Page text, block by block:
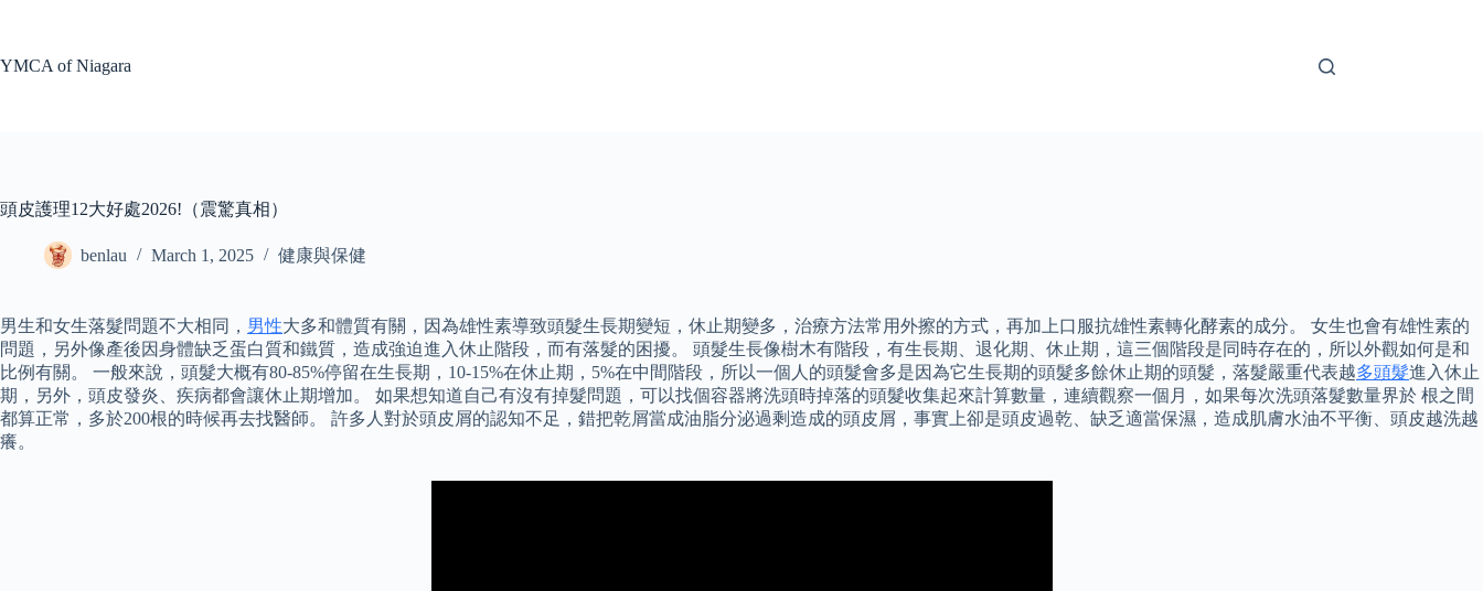
YMCA of Niagara
頭皮護理12大好處2026!（震驚真相）
benlau March 1, 2025 健康與保健
男生和女生落髮問題不大相同， 男性大多和體質有關，因為雄性素導致頭髮生長期變短，休止期變多，治療方法常用外擦的方式，再加上口服抗雄性素轉化酵素的成分。 女生也會有雄性素的
問題，另外像產後因身體缺乏蛋白質和鐵質，造成強迫進入休止階段，而有落髮的困擾。 頭髮生長像樹木有階段，有生長期、退化期、休止期，這三個階段是同時存在的，所以外觀如何是和
比例有關。 一般來說，頭髮大概有80-85%停留在生長期，10-15%在休止期，5%在中間階段，所以一個人的頭髮會多是因為它生長期的頭髮多餘休止期的頭髮，落髮嚴重代表越多頭髮進入休止
期，另外，頭皮發炎、疾病都會讓休止期增加。 如果想知道自己有沒有掉髮問題，可以找個容器將洗頭時掉落的頭髮收集起來計算數量，連續觀察一個月，如果每次洗頭落髮數量界於 根之間
都算正常，多於200根的時候再去找醫師。 許多人對於頭皮屑的認知不足，錯把乾屑當成油脂分泌過剩造成的頭皮屑，事實上卻是頭皮過乾、缺乏適當保濕，造成肌膚水油不平衡、頭皮越洗越
癢。